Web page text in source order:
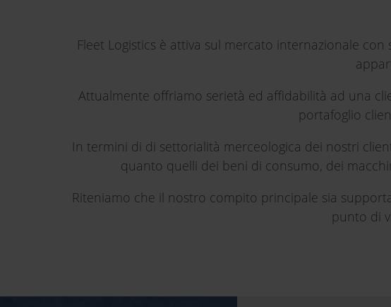
Fleet Logistics è attiva sul mercato internazionale
Attualmente offriamo serietà ed affidabilità ad una
portafoglio
In termini di di settorialità merceologica dei nostri
quanto quelli dei beni di consumo, dei
Riteniamo che il nostro compito principale sia
punto di